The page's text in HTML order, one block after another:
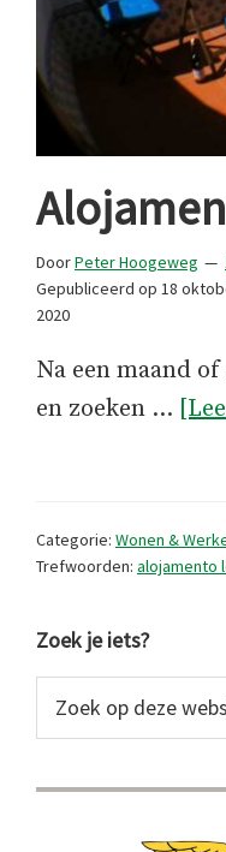
DoorPeter Hoogeweg
Gepubliceerd op 18
2020
Na een maand
en zoeken …
Categorie: Wonen &
Trefwoorden: alojamento
Primaire
Sidebar
Zoek je iets?
op
website